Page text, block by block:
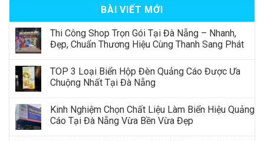
BÀI VIẾT MỚI
Thi Công Shop Trọn Gói Tại Đà Nẵng – Nhanh,
Đẹp, Chuẩn Thương Hiệu Cùng Thanh Sang Phát
TOP 3 Loại Biển Hộp Đèn Quảng Cáo Được Ưa
Chuộng Nhất Tại Đà Nẵng
Kinh Nghiệm Chọn Chất Liệu Làm Biển Hiệu Quảng
Cáo Tại Đà Nẵng Vừa Bền Vừa Đẹp